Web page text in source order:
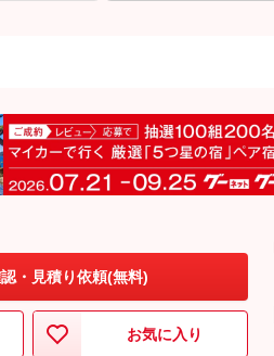
・見積り依頼(無料)
お気に入り